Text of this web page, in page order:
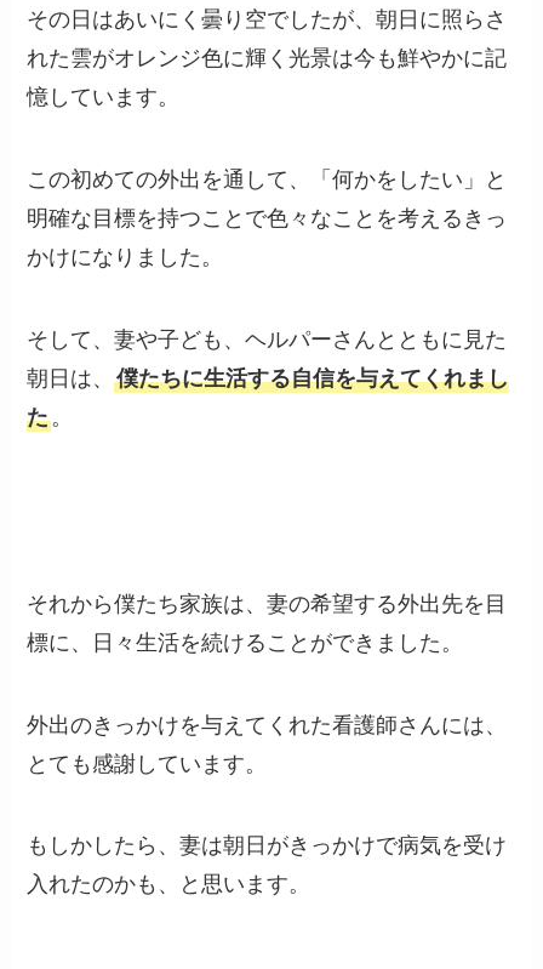
その日はあいにく曇り空でしたが、朝日に照らさ
れた雲がオレンジ色に輝く光景は今も鮮やかに記
憶しています。
この初めての外出を通して、「何かをしたい」と
明確な目標を持つことで色々なことを考えるきっ
かけになりました。
そして、妻や子ども、ヘルパーさんとともに見た
朝日は、僕たちに生活する自信を与えてくれまし
た。
それから僕たち家族は、妻の希望する外出先を目
標に、日々生活を続けることができました。
外出のきっかけを与えてくれた看護師さんには、
とても感謝しています。
もしかしたら、妻は朝日がきっかけで病気を受け
入れたのかも、と思います。